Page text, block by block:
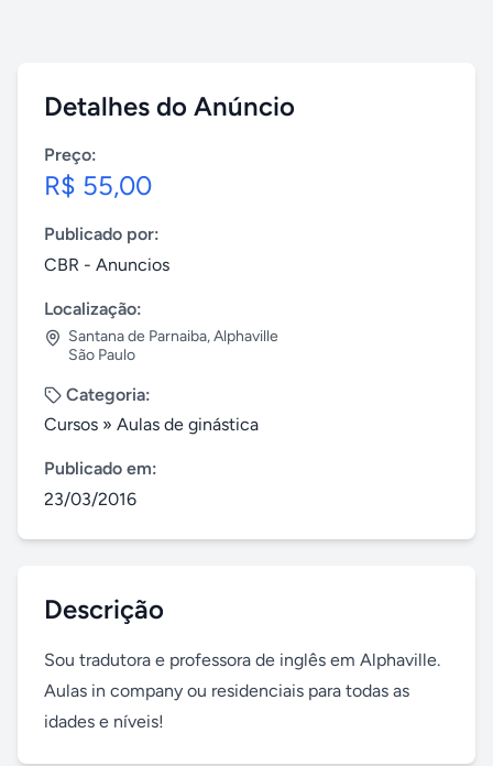
Detalhes do Anúncio
Preço:
R$ 55,00
Publicado por:
CBR - Anuncios
Localização:
Santana de Parnaiba,Alphaville
São Paulo
Categoria:
Cursos » Aulas de ginástica
Publicado em:
23/03/2016
Descrição
Sou tradutora e professora de inglês em Alphaville.
Aulas in company ou residenciais para todas as
idades e níveis!